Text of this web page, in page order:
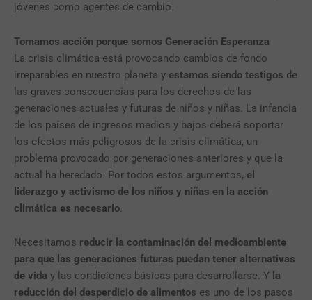
jóvenes como agentes de cambio.
Tomamos acción porque somos Generación Esperanza
La crisis climática está provocando cambios de fondo
irreparables en nuestro planeta y estamos siendo testigos de
las graves consecuencias para los derechos de las
generaciones actuales y futuras de niños y niñas. La infancia
de los países de ingresos medios y bajos deberá soportar
los efectos más peligrosos de la crisis climática, un
problema provocado por generaciones anteriores y que la
actual ha heredado. Por todos estos argumentos, el
liderazgo y activismo de los niños y niñas en la acción
climática es necesario.
Necesitamos reducir la contaminación del medioambiente
para que las generaciones futuras puedan tener alternativas
de vida y las condiciones básicas para desarrollarse. Y la
reducción del desperdicio de alimentos es uno de los pasos